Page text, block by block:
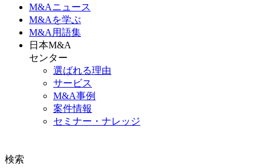
M&Aニュース
M&Aを学ぶ
M&A 用語集
日本M&A
センター
選ばれる理由
サービス
M&A事例
案件情報
セミナー・ナレッジ
検索